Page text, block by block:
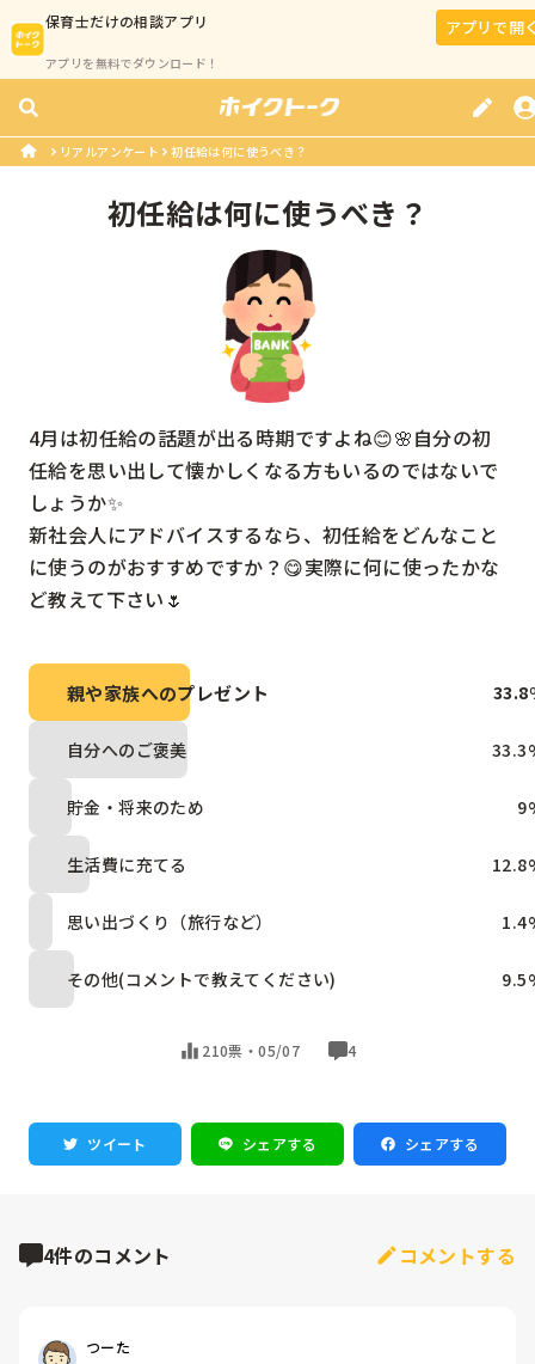
保育士だけの相談アプリ
アプリを無料でダウンロード！
アプリで開
リアルアンケート 初任給は何に使うべき？
初任給は何に使うべき？
4月は初任給の話題が出る時期ですよね😊🌸自分の初
任給を思い出して懐かしくなる方もいるのではないで
しょうか✨
新社会人にアドバイスするなら、初任給をどんなこと
に使うのがおすすめですか？😋実際に何に使ったかな
ど教えて下さい🌷
親や家族へのプレゼント 33.8
自分へのご褒美 33.3
貯金・将来のため 9
生活費に充てる 12.8
思い出づくり（旅行など） 1.4
その他(コメントで教えてください) 9.5
210票・05/07 4
ツイート シェアする シェアする
4件のコメント コメントする
つーた